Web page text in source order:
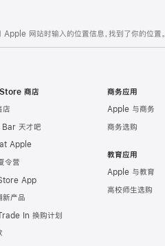
网站时输入的位置信息，找到了你的位置。
商店
店
天才吧
at Apple
令营
App
新产品
In 换购计划
商务应用
Apple 与商务
商务选购
教育应用
Apple 与教育
高校师生选购